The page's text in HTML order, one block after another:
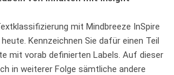
mit Mindbreeze InSpire
Kennzeichnen Sie dafür einen Teil
mit vorab definierten Labels. Auf dieser
in weiterer Folge sämtliche andere